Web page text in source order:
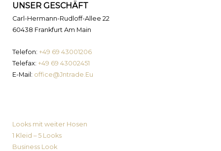
UNSER GESCHÄFT
Carl-Hermann-Rudloff-Allee 22
60438 Frankfurt Am Main
Telefon: +49 69 43001206
Telefax: +49 69 43002451
E-Mail: office@Jntrade.Eu
Looks mit weiter Hosen
1 Kleid – 5 Looks
Business Look